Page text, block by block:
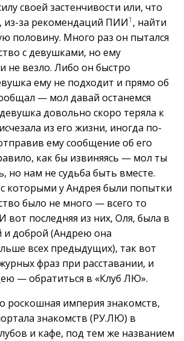
своей застенчивости или, что
из-за рекомендаций ПИИ1 , найти
половину. Много раз он пытался
с девушками, но ему
не везло. Либо он быстро
ему не подходит и прямо об
— мол давай останемся
довольно скоро теряла к
из его жизни, иногда по-
ему сообщение об его
как бы извиняясь — мол ты
но нам не судьба быть вместе.
которыми у Андрея были попытки
было не много — всего то
вот последняя из них, Оля, была в
доброй (Андрею она
всех предыдущих), так вот
фраз при расставании, и
— обратиться в «Клуб ЛЮ».
роскошная империя знакомств,
знакомств (РУ.ЛЮ) в
и кафе, под тем же названием